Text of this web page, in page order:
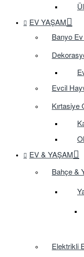
EV YAŞAM
Banyo
Evcil
Kırtasiye
EV & YAŞAM
Bahçe &
Elektrikli